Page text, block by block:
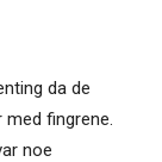
da de
med fingrene.
noe